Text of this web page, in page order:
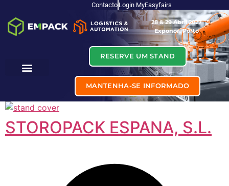
Contacto Login MyEasyfairs
28 & 29 Abril 2027
Exponor, Porto
RESERVE UM STAND
MANTENHA-SE INFORMADO
STOROPACK ESPANA, S.L.